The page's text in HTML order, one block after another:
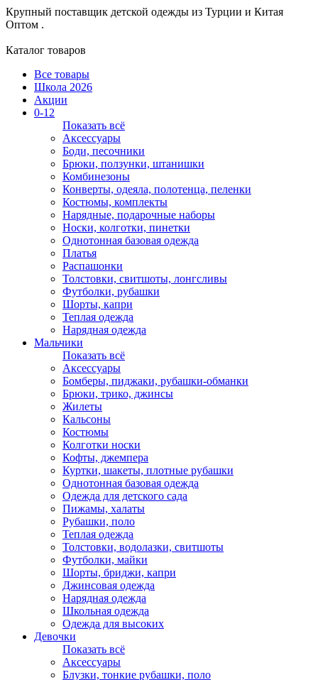
Крупный поставщик детской одежды из Турции и Китая
Оптом .
Каталог товаров
Все товары
Школа 2026
Акции
0-12
Показать всё
Аксессуары
Боди, песочники
Брюки, ползунки, штанишки
Комбинезоны
Конверты, одеяла, полотенца, пеленки
Костюмы, комплекты
Нарядные, подарочные наборы
Носки, колготки, пинетки
Однотонная базовая одежда
Платья
Распашонки
Толстовки, свитшоты, лонгсливы
Футболки, рубашки
Шорты, капри
Теплая одежда
Нарядная одежда
Мальчики
Показать всё
Аксессуары
Бомберы, пиджаки, рубашки-обманки
Брюки, трико, джинсы
Жилеты
Кальсоны
Костюмы
Колготки носки
Кофты, джемпера
Куртки, шакеты, плотные рубашки
Однотонная базовая одежда
Одежда для детского сада
Пижамы, халаты
Рубашки, поло
Теплая одежда
Толстовки, водолазки, свитшоты
Футболки, майки
Шорты, бриджи, капри
Джинсовая одежда
Нарядная одежда
Школьная одежда
Одежда для высоких
Девочки
Показать всё
Аксессуары
Блузки, тонкие рубашки, поло